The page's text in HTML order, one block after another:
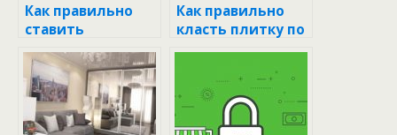
Как правильно
ставить
колосники в
печку: советы и
рекомендации
Как правильно
класть плитку по
диагонали:
руководство